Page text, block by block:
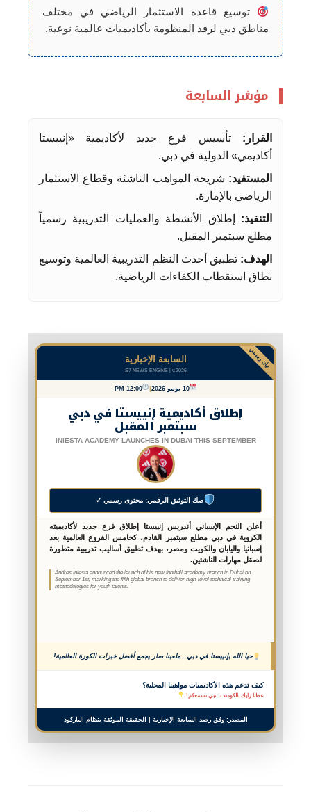
توسيع قاعدة الاستثمار الرياضي في مختلف
مناطق دبي لرفد المنظومة بأكاديميات عالمية نوعية.
مؤشر السابعة
القرار: تأسيس فرع جديد لأكاديمية «إنييستا
أكاديمي» الدولية في دبي.
المستفيد: شريحة المواهب الناشئة وقطاع الاستثمار
الرياضي بالإمارة.
التنفيذ: إطلاق الأنشطة والعمليات التدريبية رسمياً
مطلع سبتمبر المقبل.
الهدف: تطبيق أحدث النظم التدريبية العالمية وتوسيع
نطاق استقطاب الكفاءات الرياضية.
بيان رسمي السابعة الإخبارية
S7 NEWS ENGINE | v.2026
10 يونيو 2026 12:00 PM
إطلاق أكاديمية إنييستا في دبي
سبتمبر المقبل
INIESTA ACADEMY LAUNCHES IN DUBAI THIS SEPTEMBER
صك التوثيق الرقمي: محتوى رسمي ✓
أعلن النجم الإسباني أندريس إنييستا إطلاق فرع جديد لأكاديميته
الكروية في دبي مطلع سبتمبر القادم، كخامس الفروع العالمية بعد
إسبانيا واليابان والكويت ومصر، بهدف تطبيق أساليب تدريبية متطورة
لصقل مهارات الناشئين.
Andres Iniesta announced the launch of his new football academy branch in Dubai on
September 1st, marking the fifth global branch to deliver high-level technical training
methodologies for youth talents.
حيا الله بإنييستا في دبي.. ملعبنا صار يجمع أفضل خبرات الكورة العالمية!
كيف تدعم هذه الأكاديميات مواهبنا المحلية؟
عطنا رايك بالكومنت.. نبي نسمعكم!
المصدر: وفق رصد السابعة الإخبارية | الحقيقة الموثقة بنظام الباركود